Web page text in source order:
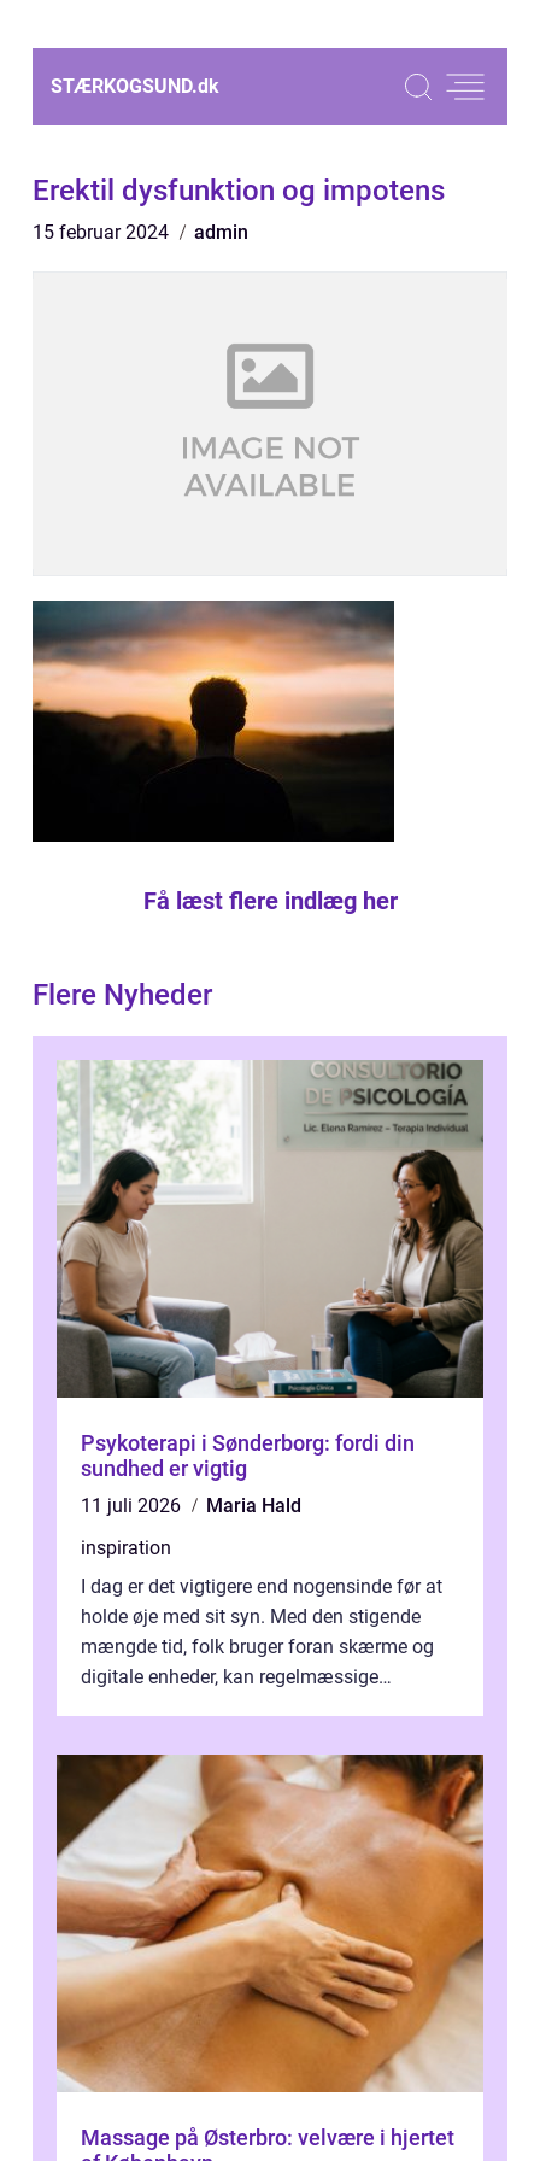
STÆRKOGSUND.dk
Erektil dysfunktion og impotens
15 februar 2024 admin
Få læst flere indlæg her
Flere Nyheder
Psykoterapi i Sønderborg: fordi din
sundhed er vigtig
11 juli 2026
Maria Hald
inspiration
I dag er det vigtigere end nogensinde før at
holde øje med sit syn. Med den stigende
mængde tid, folk bruger foran skærme og
digitale enheder, kan regelmæssige
Massage på Østerbro: velvære i hjertet